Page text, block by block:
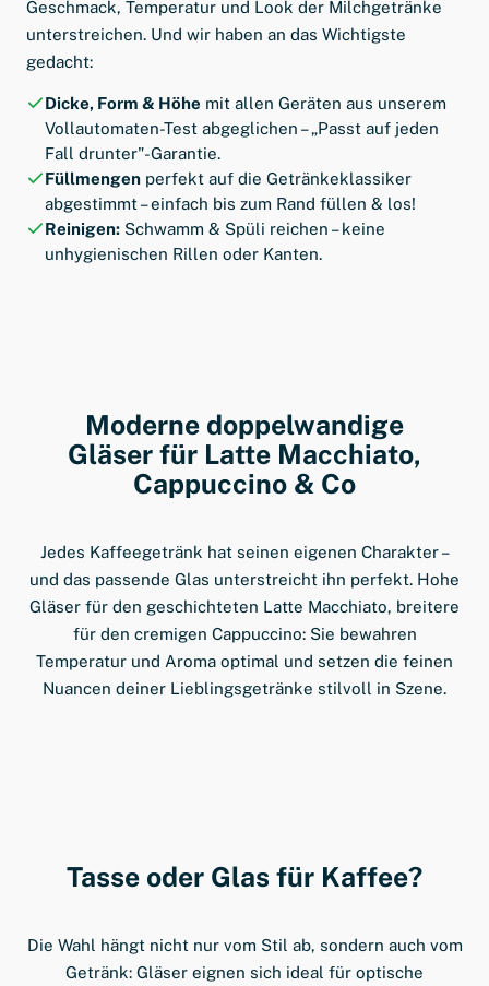
Geschmack, Temperatur und Look der Milchgetränke
unterstreichen. Und wir haben an das Wichtigste
gedacht:
Dicke, Form & Höhe mit allen Geräten aus unserem
Vollautomaten-Test abgeglichen – „Passt auf jeden
Fall drunter"-Garantie.
Füllmengen perfekt auf die Getränkeklassiker
abgestimmt – einfach bis zum Rand füllen & los!
Reinigen: Schwamm & Spüli reichen – keine
unhygienischen Rillen oder Kanten.
Moderne doppelwandige
Gläser für Latte Macchiato,
Cappuccino & Co
Jedes Kaffeegetränk hat seinen eigenen Charakter –
und das passende Glas unterstreicht ihn perfekt. Hohe
Gläser für den geschichteten Latte Macchiato, breitere
für den cremigen Cappuccino: Sie bewahren
Temperatur und Aroma optimal und setzen die feinen
Nuancen deiner Lieblingsgetränke stilvoll in Szene.
Tasse oder Glas für Kaffee?
Die Wahl hängt nicht nur vom Stil ab, sondern auch vom
Getränk: Gläser eignen sich ideal für optische